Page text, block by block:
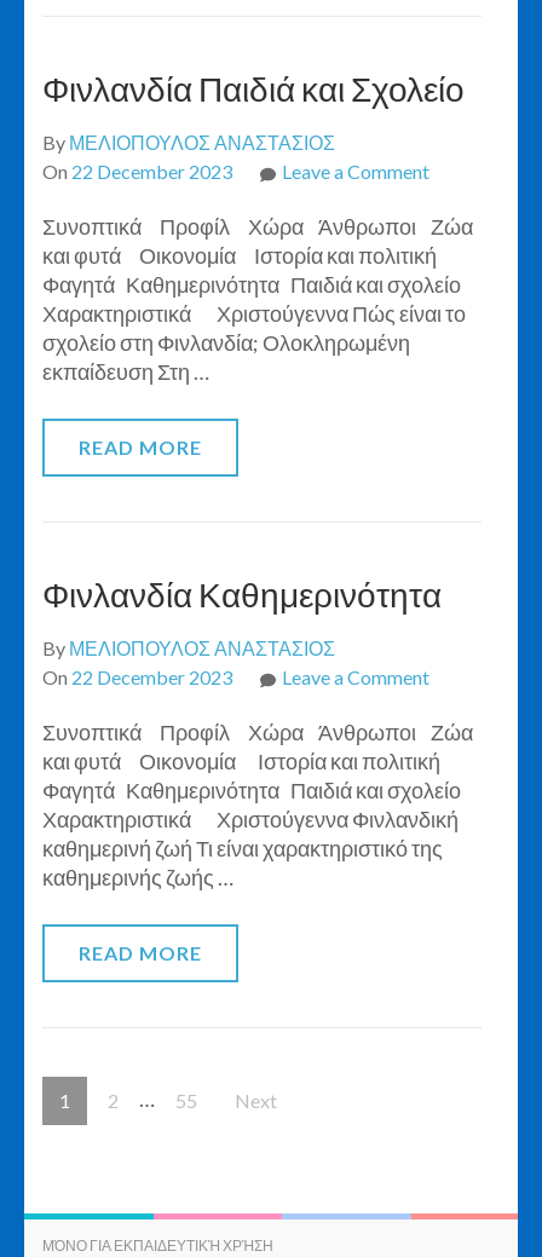
Φινλανδία Παιδιά και Σχολείο
By ΜΕΛΙΟΠΟΥΛΟΣ ΑΝΑΣΤΑΣΙΟΣ
On 22 December 2023 Leave a Commenton
Παιδιά
και
Σχολείο
Συνοπτικά Προφίλ Χώρα Άνθρωποι Ζώα
και φυτά Οικονομία Ιστορία και πολιτική
Φαγητά Καθημερινότητα Παιδιά και σχολείο
Χαρακτηριστικά Χριστούγεννα Πώς είναι το
σχολείο στη Φινλανδία; Ολοκληρωμένη
εκπαίδευση Στη …
READ MORE
Φινλανδία Καθημερινότητα
By ΜΕΛΙΟΠΟΥΛΟΣ ΑΝΑΣΤΑΣΙΟΣ
On 22 December 2023 Leave a Commenton
Συνοπτικά Προφίλ Χώρα Άνθρωποι Ζώα
και φυτά Οικονομία Ιστορία και πολιτική
Φαγητά Καθημερινότητα Παιδιά και σχολείο
Χαρακτηριστικά Χριστούγεννα Φινλανδική
καθημερινή ζωή Τι είναι χαρακτηριστικό της
καθημερινής ζωής …
READ MORE
Posts
pagination
Page
1 Page
2 … Page
55 Next
ΜΌΝΟ ΓΙΑ ΕΚΠΑΙΔΕΥΤΙΚΉ ΧΡΉΣΗ